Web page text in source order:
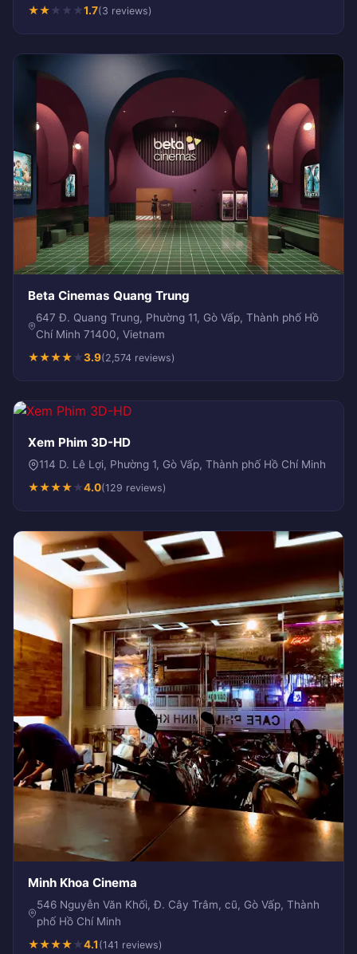
★★★ ★ ★1.7(3 reviews)
Beta Cinemas Quang Trung
647 Đ. Quang Trung, Phường 11, Gò Vấp, Thành phố Hồ
Chí Minh 71400, Vietnam
★★★★★3.9(2,574 reviews)
Xem Phim 3D-HD
114 D. Lê Lợi, Phường 1, Gò Vấp, Thành phố Hồ Chí Minh
★★★★★4.0(129 reviews)
Minh Khoa Cinema
546 Nguyễn Văn Khối, Đ. Cây Trâm, cũ, Gò Vấp, Thành
phố Hồ Chí Minh
★★★★★4.1 (141 reviews)